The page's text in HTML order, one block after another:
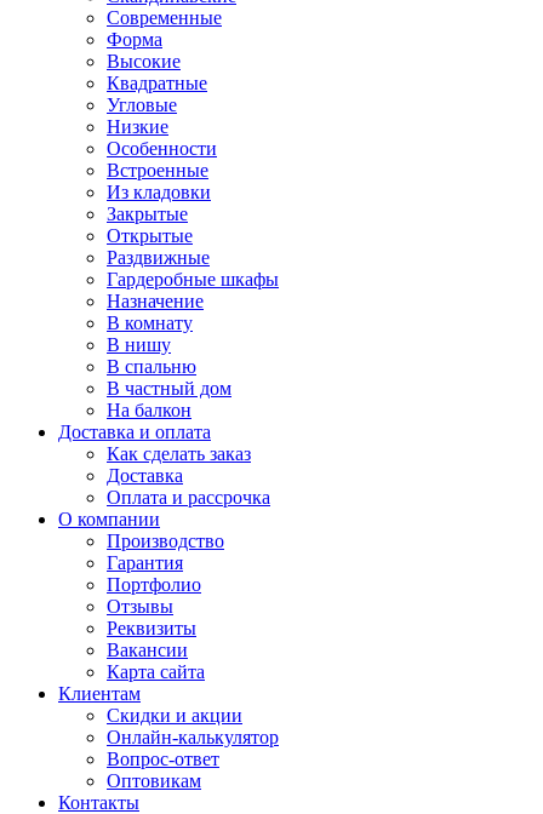
Современные
Форма
Высокие
Квадратные
Угловые
Низкие
Особенности
Встроенные
Из кладовки
Закрытые
Открытые
Раздвижные
Гардеробные шкафы
Назначение
В комнату
В нишу
В спальню
В частный дом
На балкон
Доставка и оплата
Как сделать заказ
Доставка
Оплата и рассрочка
О компании
Производство
Гарантия
Портфолио
Отзывы
Реквизиты
Вакансии
Карта сайта
Клиентам
Скидки и акции
Онлайн-калькулятор
Вопрос-ответ
Оптовикам
Контакты